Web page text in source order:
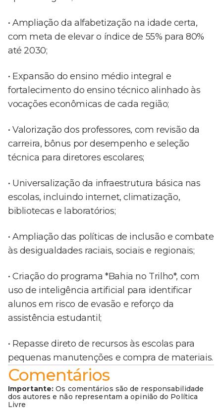
• Ampliação da alfabetização na idade certa,
com meta de elevar o índice de 55% para 80%
até 2030;
• Expansão do ensino médio integral e
fortalecimento do ensino técnico alinhado às
vocações econômicas de cada região;
• Valorização dos professores, com revisão da
carreira, bônus por desempenho e seleção
técnica para diretores escolares;
• Universalização da infraestrutura básica nas
escolas, incluindo internet, climatização,
bibliotecas e laboratórios;
• Ampliação das políticas de inclusão e combate
às desigualdades raciais, sociais e regionais;
• Criação do programa *Bahia no Trilho*, com
uso de inteligência artificial para identificar
alunos em risco de evasão e reforço da
assistência estudantil;
• Repasse direto de recursos às escolas para
pequenas manutenções e compra de materiais.
Comentários
Importante: Os comentários são de responsabilidade
dos autores e não representam a opinião do Política
Livre